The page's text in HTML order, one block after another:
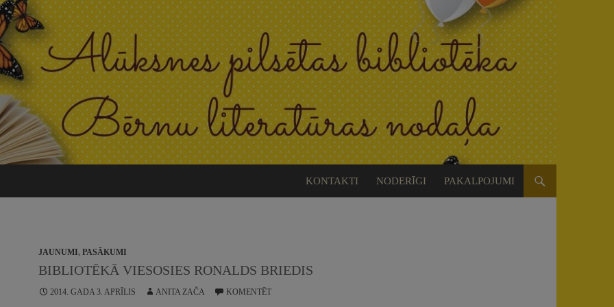
KONTAKTI NODERĪGI PAKALPOJUMI
JAUNUMI, PASĀKUMI
BIBLIOTĒKĀ VIESOSIES RONALDS BRIEDIS
2014. GADA 3. APRĪLIS ANITA ZAČA KOMENTĒT